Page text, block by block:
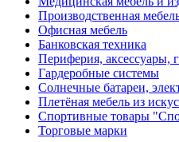
Производственная
Офисная мебель
Банковская техника
Периферия, аксессуары,
Гардеробные системы
Солнечные батареи,
Плетёная мебель из
Спортивные товары
Торговые марки